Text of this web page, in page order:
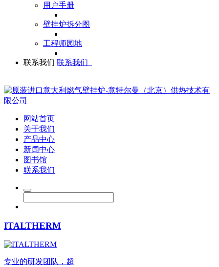
用户手册
壁挂炉拆分图
工程师园地
联系我们 联系我们
网站首页
关于我们
产品中心
新闻中心
图书馆
联系我们
ITALTHERM
专业的研发团队，超